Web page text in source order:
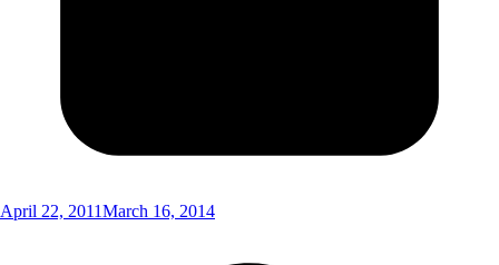
April 22, 2011March 16, 2014